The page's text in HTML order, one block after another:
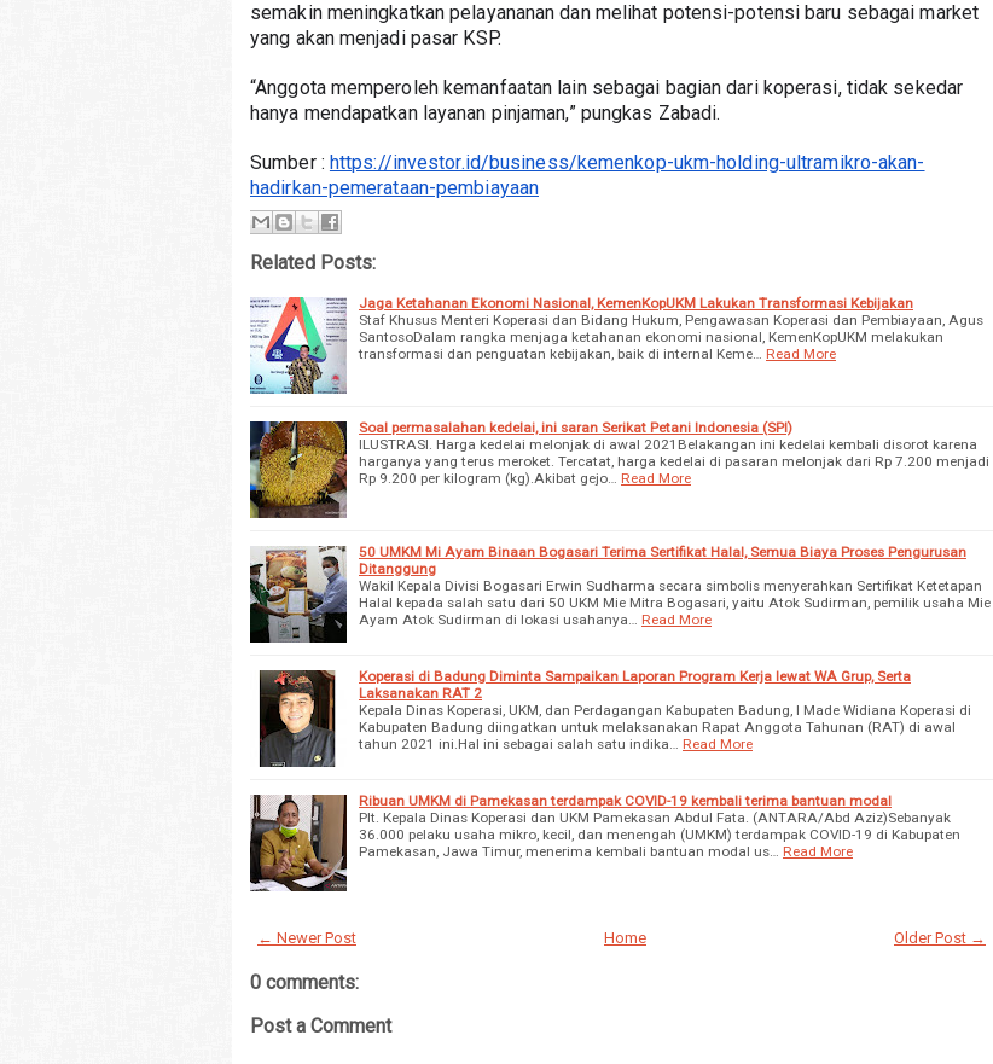
semakin meningkatkan pelayananan dan melihat potensi-potensi baru sebagai market
yang akan menjadi pasar KSP.
“Anggota memperoleh kemanfaatan lain sebagai bagian dari koperasi, tidak sekedar
hanya mendapatkan layanan pinjaman,” pungkas Zabadi.
Sumber : https://investor.id/business/kemenkop-ukm-holding-ultramikro-akan-
hadirkan-pemerataan-pembiayaan
Related Posts:
Jaga Ketahanan Ekonomi Nasional, KemenKopUKM Lakukan Transformasi Kebijakan
Staf Khusus Menteri Koperasi dan Bidang Hukum, Pengawasan Koperasi dan Pembiayaan, Agus
SantosoDalam rangka menjaga ketahanan ekonomi nasional, KemenKopUKM melakukan
transformasi dan penguatan kebijakan, baik di internal Keme…
Read More
Soal permasalahan kedelai, ini saran Serikat Petani Indonesia (SPI)
ILUSTRASI. Harga kedelai melonjak di awal 2021Belakangan ini kedelai kembali disorot karena
harganya yang terus meroket. Tercatat, harga kedelai di pasaran melonjak dari Rp 7.200 menjadi
Rp 9.200 per kilogram (kg).Akibat gejo…
Read More
50 UMKM Mi Ayam Binaan Bogasari Terima Sertifikat Halal, Semua Biaya Proses Pengurusan
Ditanggung
Wakil Kepala Divisi Bogasari Erwin Sudharma secara simbolis menyerahkan Sertifikat Ketetapan
Halal kepada salah satu dari 50 UKM Mie Mitra Bogasari, yaitu Atok Sudirman, pemilik usaha Mie
Ayam Atok Sudirman di lokasi usahanya…
Read More
Koperasi di Badung Diminta Sampaikan Laporan Program Kerja lewat WA Grup, Serta
Laksanakan RAT 2
Kepala Dinas Koperasi, UKM, dan Perdagangan Kabupaten Badung, I Made Widiana Koperasi di
Kabupaten Badung diingatkan untuk melaksanakan Rapat Anggota Tahunan (RAT) di awal
tahun 2021 ini.Hal ini sebagai salah satu indika…
Read More
Ribuan UMKM di Pamekasan terdampak COVID-19 kembali terima bantuan modal
Plt. Kepala Dinas Koperasi dan UKM Pamekasan Abdul Fata. (ANTARA/Abd Aziz)Sebanyak
36.000 pelaku usaha mikro, kecil, dan menengah (UMKM) terdampak COVID-19 di Kabupaten
Pamekasan, Jawa Timur, menerima kembali bantuan modal us…
Read More
← Newer Post Older Post →
Home
0 comments:
Post a Comment